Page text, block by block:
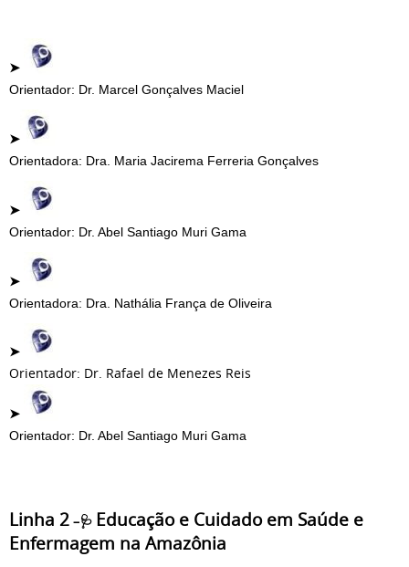
➤
Orientador: Dr. Marcel Gonçalves Maciel
➤
Orientadora: Dra. Maria Jacirema Ferreria Gonçalves
➤
Orientador: Dr. Abel Santiago Muri Gama
➤
Orientadora: Dra. Nathália França de Oliveira
➤
Orientador: Dr. Rafael de Menezes Reis
➤
Orientador: Dr. Abel Santiago Muri Gama
Linha 2 –🩺 Educação e Cuidado em Saúde e
Enfermagem na Amazônia